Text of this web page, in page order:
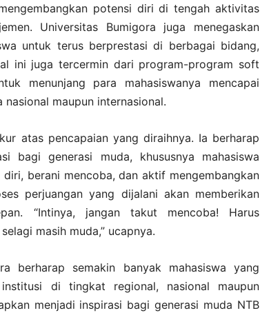
potensi diri di tengah aktivitas
Universitas Bumigora juga menegaskan
untuk terus berprestasi di berbagai bidang,
ini juga tercermin dari program-program soft
menunjang para mahasiswanya mencapai
maupun internasional.
atas pencapaian yang diraihnya. Ia berharap
bagi generasi muda, khususnya mahasiswa
berani mencoba, dan aktif mengembangkan
perjuangan yang dijalani akan memberikan
“Intinya, jangan takut mencoba! Harus
masih muda,” ucapnya.
berharap semakin banyak mahasiswa yang
di tingkat regional, nasional maupun
menjadi inspirasi bagi generasi muda NTB